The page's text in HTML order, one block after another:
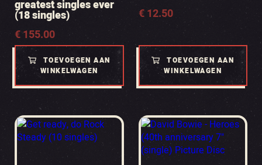
greatest singles ever
(18 singles)
€155.00
TOEVOEGEN AAN
WINKELWAGEN
€12.50
TOEVOEGEN AAN
WINKELWAGEN